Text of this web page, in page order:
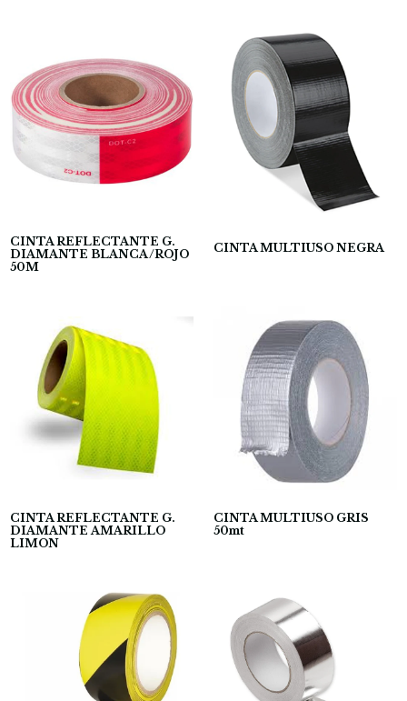
CINTA REFLECTANTE G.
DIAMANTE BLANCA/ROJO
50M
CINTA MULTIUSO NEGRA
CINTA REFLECTANTE G.
DIAMANTE AMARILLO
LIMON
CINTA MULTIUSO GRIS
50mt